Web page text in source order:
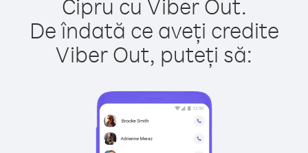
Cipru cu Viber Out.
De îndată ce aveți credite
Viber Out, puteți să: